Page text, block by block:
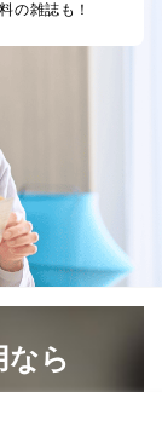
の雑誌も！
なら